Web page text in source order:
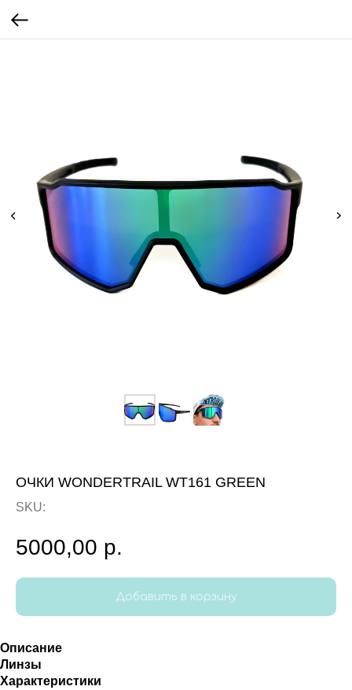
ОЧКИ WONDERTRAIL WT161 GREEN
SKU:
5000,00 р.
Добавить в корзину
Описание
Линзы
Характеристики